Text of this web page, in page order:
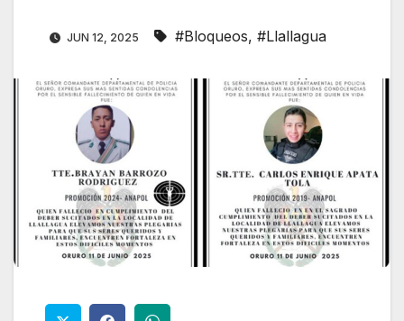
JUN 12, 2025 #Bloqueos, #Llallagua